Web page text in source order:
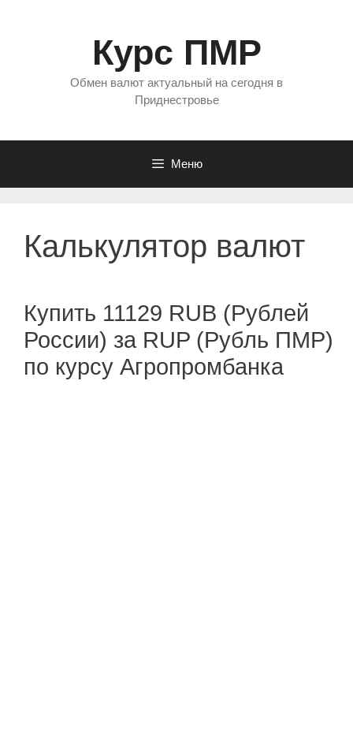
Курс ПМР
Обмен валют актуальный на сегодня в
Приднестровье
Меню
Калькулятор валют
Купить 11129 RUB (Рублей
России) за RUP (Рубль ПМР)
по курсу Агропромбанка